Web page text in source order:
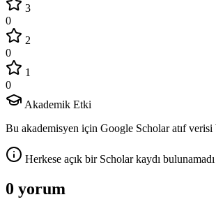
3
0
2
0
1
0
Akademik Etki
Bu akademisyen için Google Scholar atıf verisi
Herkese açık bir Scholar kaydı
0 yorum